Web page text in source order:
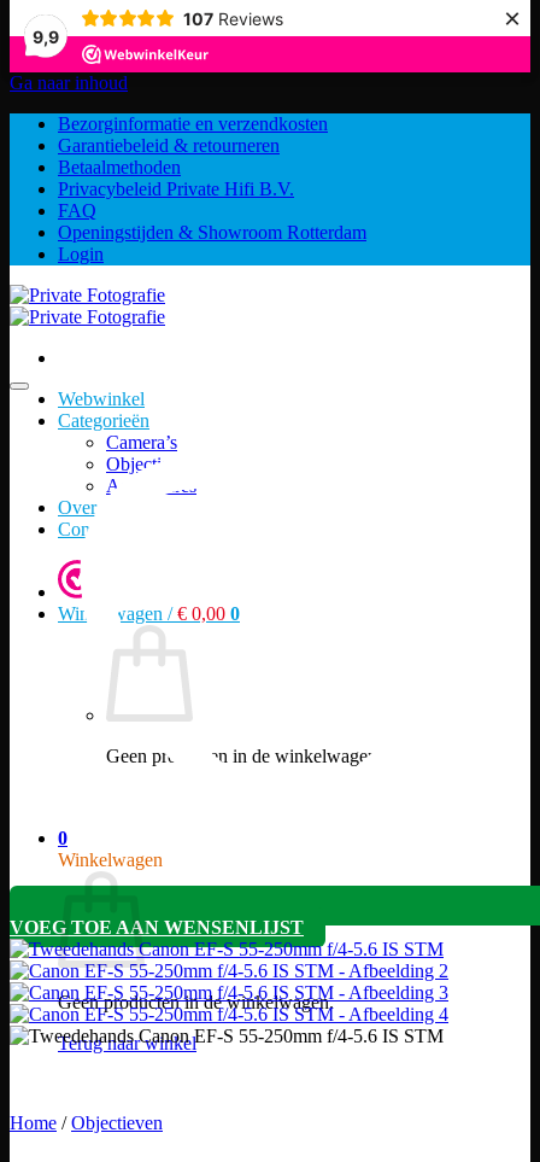
9,9
107 Reviews ×
Ga naar inhoud
Bezorginformatie en verzendkosten
Garantiebeleid & retourneren
Betaalmethoden
Privacybeleid Private Hifi B.V.
FAQ
Openingstijden & Showroom Rotterdam
Login
Webwinkel
Categorieën
Camera’s
Objectieven
Accessoires
Over ons
Contact
Winkelwagen /€ 0,00 0
Geen producten in de winkelwagen.
0
Winkelwagen
Geen producten in de winkelwagen.
Terug naar winkel
VOEG TOE AAN WENSENLIJST
Home / Objectieven